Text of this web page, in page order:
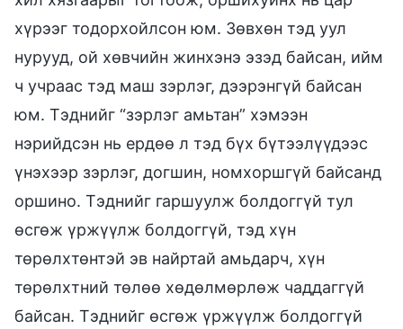
хүрээг тодорхойлсон юм. Зөвхөн тэд уул
нурууд, ой хөвчийн жинхэнэ эзэд байсан, ийм
ч учраас тэд маш зэрлэг, дээрэнгүй байсан
юм. Тэднийг “зэрлэг амьтан” хэмээн
нэрийдсэн нь ердөө л тэд бүх бүтээлүүдээс
үнэхээр зэрлэг, догшин, номхоршгүй байсанд
оршино. Тэднийг гаршуулж болдоггүй тул
өсгөж үржүүлж болдоггүй, тэд хүн
төрөлхтөнтэй эв найртай амьдарч, хүн
төрөлхтний төлөө хөдөлмөрлөж чаддаггүй
байсан. Тэднийг өсгөж үржүүлж болдоггүй